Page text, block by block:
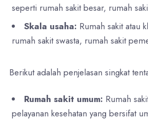
seperti rumah sakit besar, rumah
Skala usaha: Rumah sakit atau
rumah sakit swasta, rumah sakit
Berikut adalah penjelasan singkat
Rumah sakit umum: Rumah
pelayanan kesehatan yang bersifat